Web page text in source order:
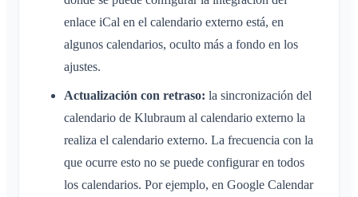
enlace iCal en el calendario externo está, en
algunos calendarios, oculto más a fondo en los
ajustes.
Actualización con retraso: la sincronización del
calendario de Klubraum al calendario externo la
realiza el calendario externo. La frecuencia con la
que ocurre esto no se puede configurar en todos
los calendarios. Por ejemplo, en Google Calendar